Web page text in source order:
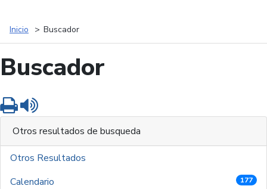
Inicio Buscador
Buscador
Imprimir
Otros resultados de busqueda
Otros Resultados
Calendario
177